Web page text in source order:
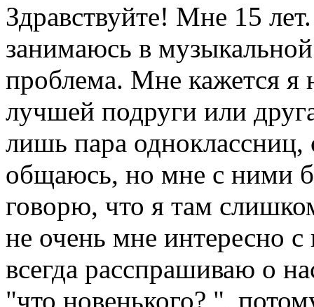
Здравствуйте! Мне 15
занимаюсь в
проблема. Мне кажется
лучшей подруги или
лишь пара одноклассниц,
общаюсь, но мне с ними
говорю, что я там
не очень мне интересно
всегда расспрашиваю о
"что новенького? ",